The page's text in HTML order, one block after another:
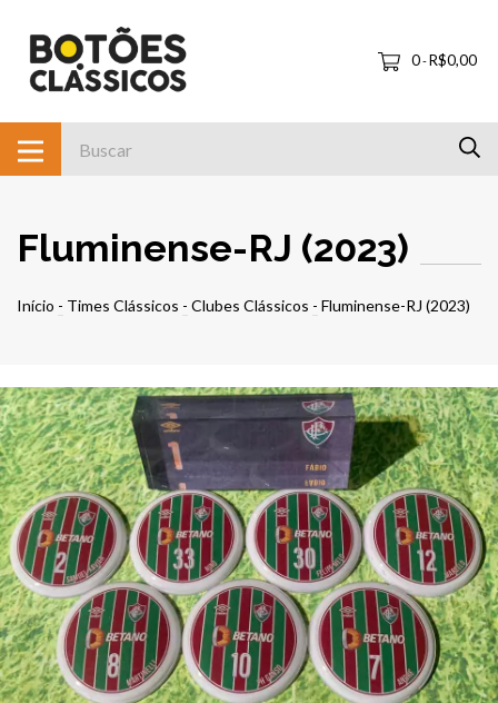
0-R$0,00
Fluminense-RJ (2023)
Início - Times Clássicos - Clubes Clássicos - Fluminense-RJ (2023)